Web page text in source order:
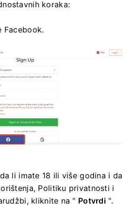
koraka:
Facebook.
li imate 18 ili više godina i da
Politiku privatnosti i
kliknite na " Potvrdi ".